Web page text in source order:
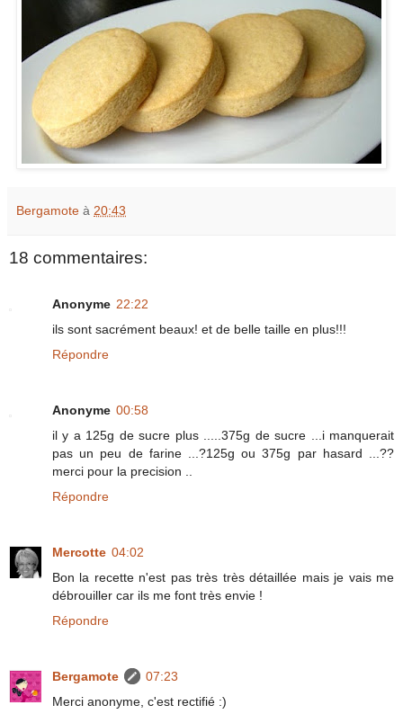
Bergamote à 20:43
18 commentaires:
Anonyme 22:22
ils sont sacrément beaux! et de belle taille en plus!!!
Répondre
Anonyme 00:58
il y a 125g de sucre plus .....375g de sucre ...i manquerait
pas un peu de farine ...?125g ou 375g par hasard ...??
merci pour la precision ..
Répondre
Mercotte 04:02
Bon la recette n'est pas très très détaillée mais je vais me
débrouiller car ils me font très envie !
Répondre
Bergamote
07:23
Merci anonyme, c'est rectifié :)